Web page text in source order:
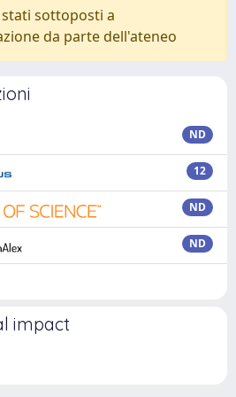
sottoposti a
da parte dell'ateneo
ND
12
ND
ND
impact